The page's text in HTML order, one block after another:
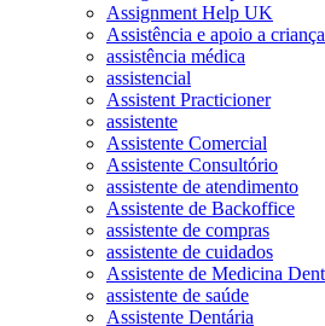
Assignment Help UK
Assistência e apoio a
assistência médica
assistencial
Assistent Practicioner
assistente
Assistente Comercial
Assistente Consultório
assistente de atendimento
Assistente de Backoffice
assistente de compras
assistente de cuidados
Assistente de Medicina
assistente de saúde
Assistente Dentária